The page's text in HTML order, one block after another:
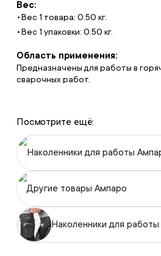
Вес:
Вес 1 товара: 0.50 кг.
Вес 1 упаковки: 0.50 кг.
Область применения:
Предназначены для работы в
сварочных работ.
Посмотрите ещё:
Наколенники для работы
Другие товары Ампаро
Наколенники для работы